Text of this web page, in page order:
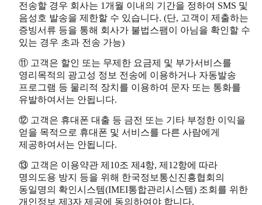
전송할 경우 회사는 1개월 이내의 기간을 정하여 SMS 및
음성호 발송을 제한할 수 있습니다. (단, 고객이 제출하는
증빙서류 등을 통해 회사가 불법스팸이 아님을 확인할 수
있는 경우 초과 전송 가능)
⑪ 고객은 할인 또는 무제한 요금제 및 부가서비스를
영리목적의 광고성 정보 전송에 이용하거나 자동발송
프로그램 등 물리적 장치를 이용하여 문자 또는 통화를
유발하여서는 안됩니다.
⑫ 고객은 휴대폰 대출 등 금전 또는 기타 부정한 이익을
얻을 목적으로 휴대폰 및 서비스를 다른 사람에게
제공하여서는 안됩니다.
⑬ 고객은 이용약관 제10조 제4항, 제12항에 따라
명의도용 방지 등을 위해 한국정보통신진흥협회의
동일명의 확인시스템(IMEI통합관리시스템) 조회를 위한
개인정보 제3자 제공에 동의하여야 합니다.